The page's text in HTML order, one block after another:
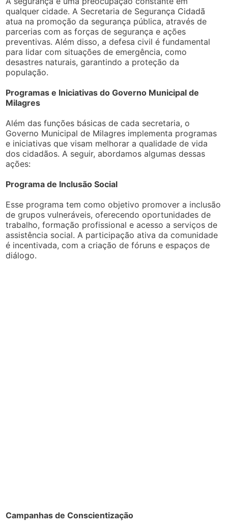
qualquer cidade. A Secretaria de Segurança Cidadã
atua na promoção da segurança pública, através de
parcerias com as forças de segurança e ações
preventivas. Além disso, a defesa civil é fundamental
para lidar com situações de emergência, como
desastres naturais, garantindo a proteção da
população.
Programas e Iniciativas do Governo Municipal de
Milagres
Além das funções básicas de cada secretaria, o
Governo Municipal de Milagres implementa programas
e iniciativas que visam melhorar a qualidade de vida
dos cidadãos. A seguir, abordamos algumas dessas
ações:
Programa de Inclusão Social
Esse programa tem como objetivo promover a inclusão
de grupos vulneráveis, oferecendo oportunidades de
trabalho, formação profissional e acesso a serviços de
assistência social. A participação ativa da comunidade
é incentivada, com a criação de fóruns e espaços de
diálogo.
Campanhas de Conscientização